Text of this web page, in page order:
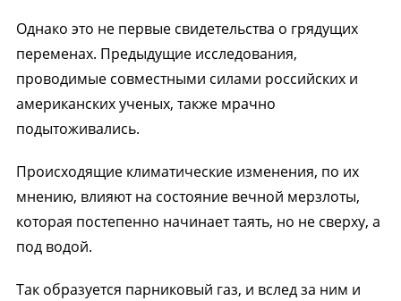
Однако это не первые свидетельства о грядущих
переменах. Предыдущие исследования,
проводимые совместными силами российских и
американских ученых, также мрачно
подытоживались.
Происходящие климатические изменения, по их
мнению, влияют на состояние вечной мерзлоты,
которая постепенно начинает таять, но не сверху, а
под водой.
Так образуется парниковый газ, и вслед за ним и